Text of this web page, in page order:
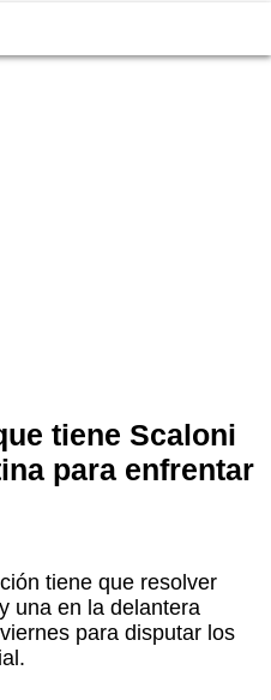
tiene Scaloni
para enfrentar
tiene que resolver
una en la delantera
para disputar los